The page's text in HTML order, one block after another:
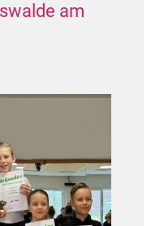
/ Daniela
am